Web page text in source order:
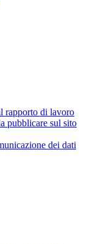
rapporto di lavoro
pubblicare sul sito
dei dati